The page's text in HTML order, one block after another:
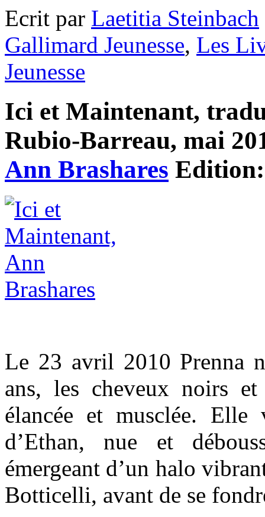
Ecrit par Laetitia Steinbach
Gallimard Jeunesse, Les
Jeunesse
Ici et Maintenant,
Rubio-Barreau, mai
Ann Brashares
Le 23 avril 2010 Prenna
ans, les cheveux noirs
élancée et musclée.
d’Ethan, nue et
émergeant d’un halo
Botticelli, avant de se